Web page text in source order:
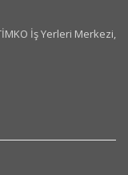
İş Yerleri Merkezi,